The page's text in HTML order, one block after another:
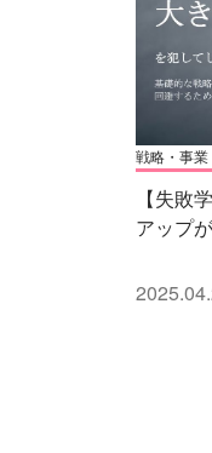
戦略・事業
【失敗
アップ